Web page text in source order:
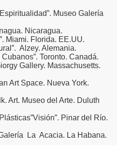
Museo Galería
Nicaragua.
Miami. Florida. EE.UU.
Alzey. Alemania.
Toronto. Canadá.
Gallery. Massachusetts.
Art Space. Nueva York.
Art. Museo del Arte. Duluth
Pinar del Río.
La Acacia. La Habana.